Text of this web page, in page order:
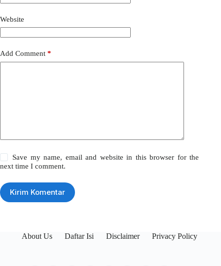
Website
Add Comment *
Save my name, email and website in this browser for the
next time I comment.
Kirim Komentar
About Us Daftar Isi Disclaimer Privacy Policy